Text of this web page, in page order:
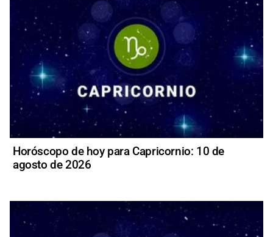
Horóscopo de hoy para Capricornio: 10 de
agosto de 2026